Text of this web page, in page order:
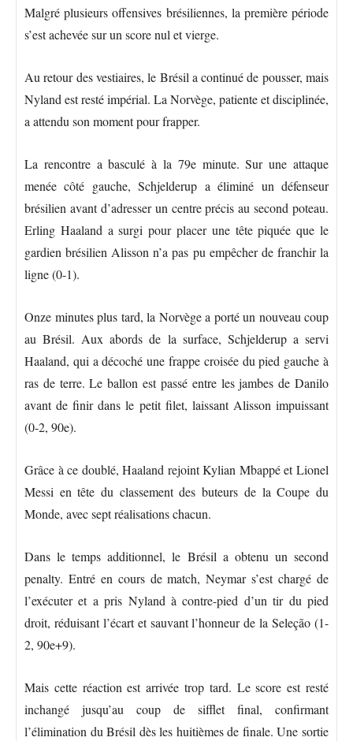
Malgré plusieurs offensives brésiliennes, la première période
s’est achevée sur un score nul et vierge.
Au retour des vestiaires, le Brésil a continué de pousser, mais
Nyland est resté impérial. La Norvège, patiente et disciplinée,
a attendu son moment pour frapper.
La rencontre a basculé à la 79e minute. Sur une attaque
menée côté gauche, Schjelderup a éliminé un défenseur
brésilien avant d’adresser un centre précis au second poteau.
Erling Haaland a surgi pour placer une tête piquée que le
gardien brésilien Alisson n’a pas pu empêcher de franchir la
ligne (0-1).
Onze minutes plus tard, la Norvège a porté un nouveau coup
au Brésil. Aux abords de la surface, Schjelderup a servi
Haaland, qui a décoché une frappe croisée du pied gauche à
ras de terre. Le ballon est passé entre les jambes de Danilo
avant de finir dans le petit filet, laissant Alisson impuissant
(0-2, 90e).
Grâce à ce doublé, Haaland rejoint Kylian Mbappé et Lionel
Messi en tête du classement des buteurs de la Coupe du
Monde, avec sept réalisations chacun.
Dans le temps additionnel, le Brésil a obtenu un second
penalty. Entré en cours de match, Neymar s’est chargé de
l’exécuter et a pris Nyland à contre-pied d’un tir du pied
droit, réduisant l’écart et sauvant l’honneur de la Seleção (1-
2, 90e+9).
Mais cette réaction est arrivée trop tard. Le score est resté
inchangé jusqu’au coup de sifflet final, confirmant
l’élimination du Brésil dès les huitièmes de finale. Une sortie